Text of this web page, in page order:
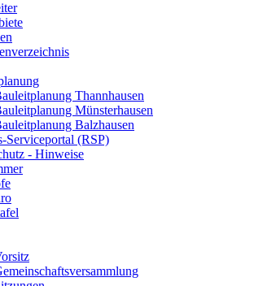
Thannhausen
Münsterhausen
Balzhausen
Serviceportal (RSP)
- Hinweise